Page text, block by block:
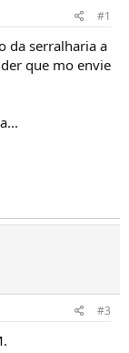
#1
da serralharia a
que mo envie
#3